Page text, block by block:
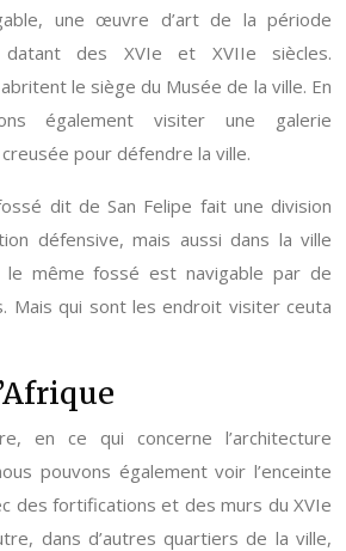
une œuvre d’art de la période
datant des XVIe et XVIIe siècles.
le siège du Musée de la ville. En
également visiter une galerie
pour défendre la ville.
dit de San Felipe fait une division
défensive, mais aussi dans la ville
le même fossé est navigable par de
Mais qui sont les endroit visiter ceuta
en ce qui concerne l’architecture
pouvons également voir l’enceinte
des fortifications et des murs du XVIe
dans d’autres quartiers de la ville,